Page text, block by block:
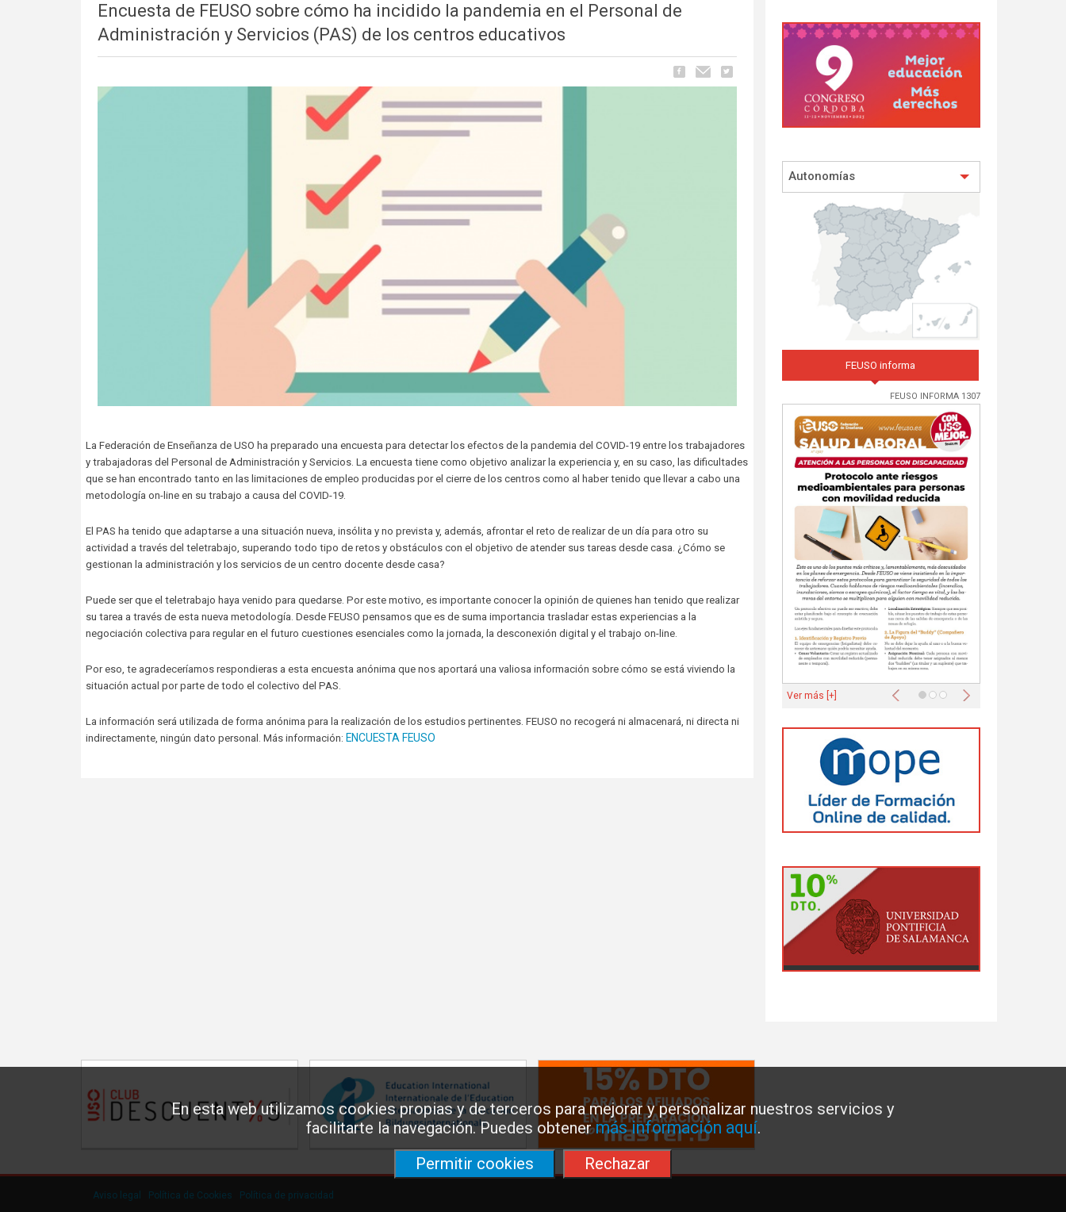
En esta web utilizamos cookies propias y de terceros para mejorar y personalizar nuestros servicios y
facilitarte la navegación. Puedes obtenermás información aquí.
Permitir cookies
Rechazar
Encuesta de FEUSO sobre cómo ha incidido la pandemia en el Personal de
Administración y Servicios (PAS) de los centros educativos
La Federación de Enseñanza de USO ha preparado una encuesta para detectar los efectos de la pandemia del COVID-19 entre los trabajadores
y trabajadoras del Personal de Administración y Servicios. La encuesta tiene como objetivo analizar la experiencia y, en su caso, las dificultades
que se han encontrado tanto en las limitaciones de empleo producidas por el cierre de los centros como al haber tenido que llevar a cabo una
metodología on-line en su trabajo a causa del COVID-19.
El PAS ha tenido que adaptarse a una situación nueva, insólita y no prevista y, además, afrontar el reto de realizar de un día para otro su
actividad a través del teletrabajo, superando todo tipo de retos y obstáculos con el objetivo de atender sus tareas desde casa. ¿Cómo se
gestionan la administración y los servicios de un centro docente desde casa?
Puede ser que el teletrabajo haya venido para quedarse. Por este motivo, es importante conocer la opinión de quienes han tenido que realizar
su tarea a través de esta nueva metodología. Desde FEUSO pensamos que es de suma importancia trasladar estas experiencias a la
negociación colectiva para regular en el futuro cuestiones esenciales como la jornada, la desconexión digital y el trabajo on-line.
Por eso, te agradeceríamos respondieras a esta encuesta anónima que nos aportará una valiosa información sobre cómo se está viviendo la
situación actual por parte de todo el colectivo del PAS.
La información será utilizada de forma anónima para la realización de los estudios pertinentes. FEUSO no recogerá ni almacenará, ni directa ni
indirectamente, ningún dato personal. Más información: ENCUESTA FEUSO
Autonomías
FEUSO informa
FEUSO INFORMA 1307
Anterior Siguiente
Ver más [+]
Aviso legal Política de Cookies Política de privacidad